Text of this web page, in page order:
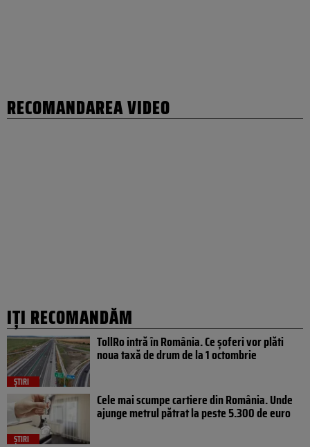
RECOMANDAREA VIDEO
IȚI RECOMANDĂM
ȘTIRI
TollRo intră în România. Ce șoferi vor plăti
noua taxă de drum de la 1 octombrie
ȘTIRI
Cele mai scumpe cartiere din România. Unde
ajunge metrul pătrat la peste 5.300 de euro